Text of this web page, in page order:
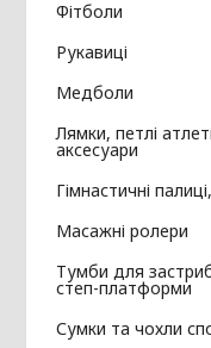
Фітболи
Рукавиці
Медболи
Лямки, петлі
аксесуари
Гімнастичні
Масажні ролери
Тумби для
степ-платформи
Сумки та чохли